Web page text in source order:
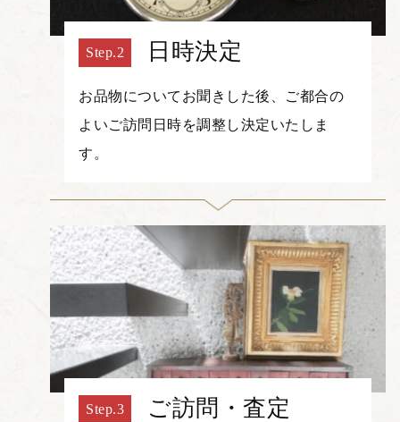
日時決定
お品物についてお聞きした後、ご都合の
よいご訪問日時を調整し決定いたしま
す。
ご訪問・査定